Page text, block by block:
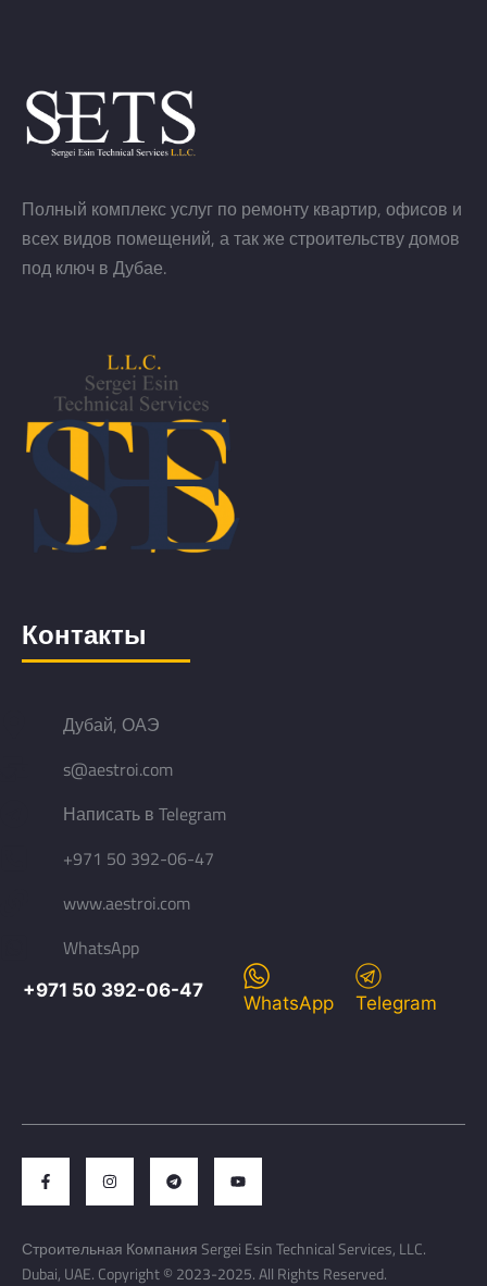
Полный комплекс услуг по ремонту квартир, офисов и
всех видов помещений, а так же строительству домов
под ключ в Дубае.
Контакты
Дубай, ОАЭ
s@aestroi.com
Написать в Telegram
+971 50 392-06-47
www.aestroi.com
WhatsApp
+971 50 392-06-47
WhatsApp Telegram
Строительная Компания Sergei Esin Technical Services, LLC.
Dubai, UAE. Copyright © 2023-2025. All Rights Reserved.